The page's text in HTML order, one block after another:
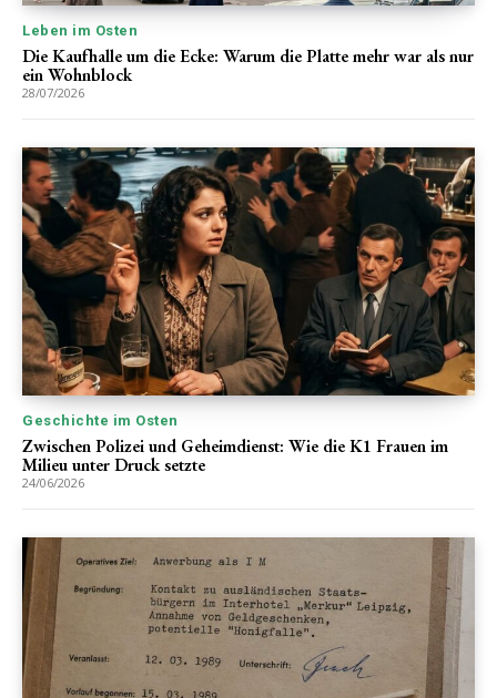
Leben im Osten
Die Kaufhalle um die Ecke: Warum die Platte mehr war als nur
ein Wohnblock
28/07/2026
Geschichte im Osten
Zwischen Polizei und Geheimdienst: Wie die K1 Frauen im
Milieu unter Druck setzte
24/06/2026